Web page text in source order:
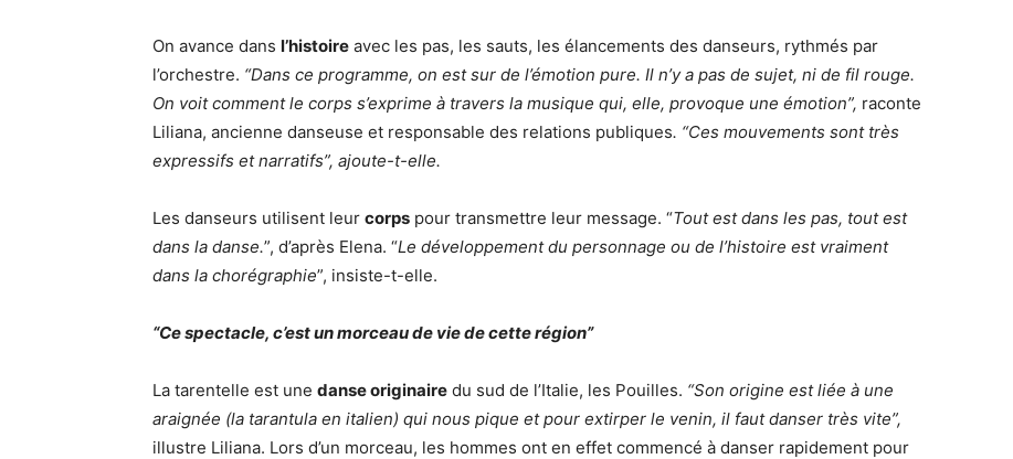
On avance dans l’histoire avec les pas, les sauts, les élancements des danseurs, rythmés par
l’orchestre. “Dans ce programme, on est sur de l’émotion pure. Il n’y a pas de sujet, ni de fil rouge.
On voit comment le corps s’exprime à travers la musique qui, elle, provoque une émotion”, raconte
Liliana, ancienne danseuse et responsable des relations publiques. “Ces mouvements sont très
expressifs et narratifs”, ajoute-t-elle.
Les danseurs utilisent leur corps pour transmettre leur message. “Tout est dans les pas, tout est
dans la danse.”, d’après Elena. “Le développement du personnage ou de l’histoire est vraiment
dans la chorégraphie”, insiste-t-elle.
“Ce spectacle, c’est un morceau de vie de cette région”
La tarentelle est une danse originaire du sud de l’Italie, les Pouilles. “Son origine est liée à une
araignée (la tarantula en italien) qui nous pique et pour extirper le venin, il faut danser très vite”,
illustre Liliana. Lors d’un morceau, les hommes ont en effet commencé à danser rapidement pour